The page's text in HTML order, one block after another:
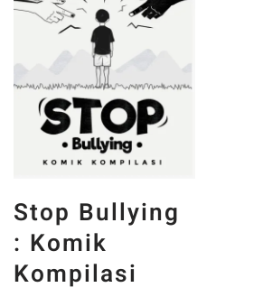
Stop Bullying
: Komik
Kompilasi